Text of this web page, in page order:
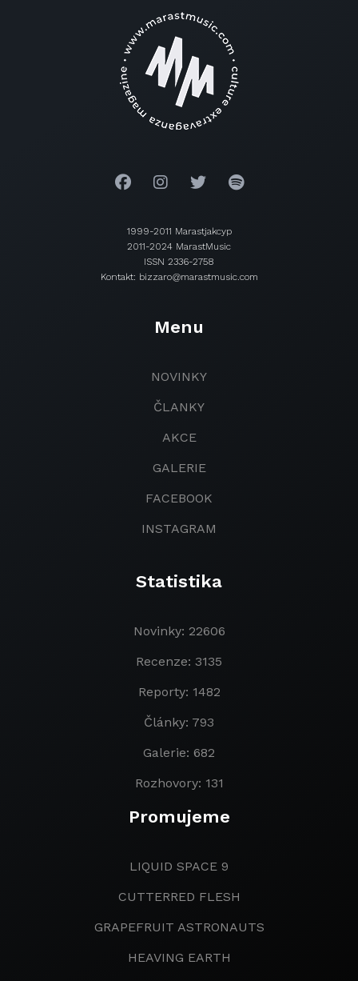
1999-2011 Marastjakcyp
2011-2024 MarastMusic
ISSN 2336-2758
Kontakt: bizzaro@marastmusic.com
Menu
NOVINKY
ČLANKY
AKCE
GALERIE
FACEBOOK
INSTAGRAM
Statistika
Novinky: 22606
Recenze: 3135
Reporty: 1482
Články: 793
Galerie: 682
Rozhovory: 131
Promujeme
LIQUID SPACE 9
CUTTERRED FLESH
GRAPEFRUIT ASTRONAUTS
HEAVING EARTH